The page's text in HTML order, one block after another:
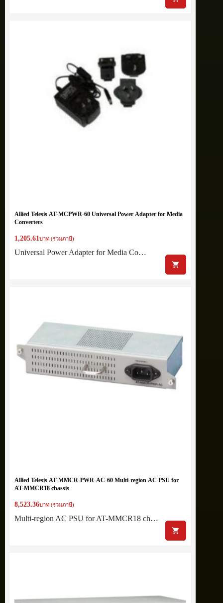
Allied Telesis AT-MCPWR-60 Universal Power Adapter for Media
Converters
1,205.61 บาท (รวมภาษี)
Universal Power Adapter for Media Co…
Allied Telesis AT-MMCR-PWR-AC-60 Multi-region AC PSU for
AT-MMCR18 chassis
8,523.36บาท (รวมภาษี)
Multi-region AC PSU for AT-MMCR18 ch…